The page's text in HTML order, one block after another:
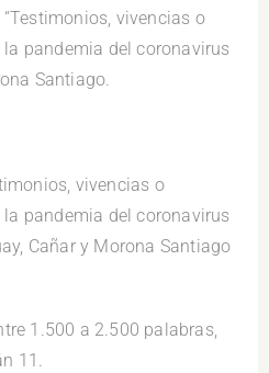
vivencias o
pandemia del coronavirus
Santiago.
vivencias o
pandemia del coronavirus
Cañar y Morona Santiago
1.500 a 2.500 palabras,
11.